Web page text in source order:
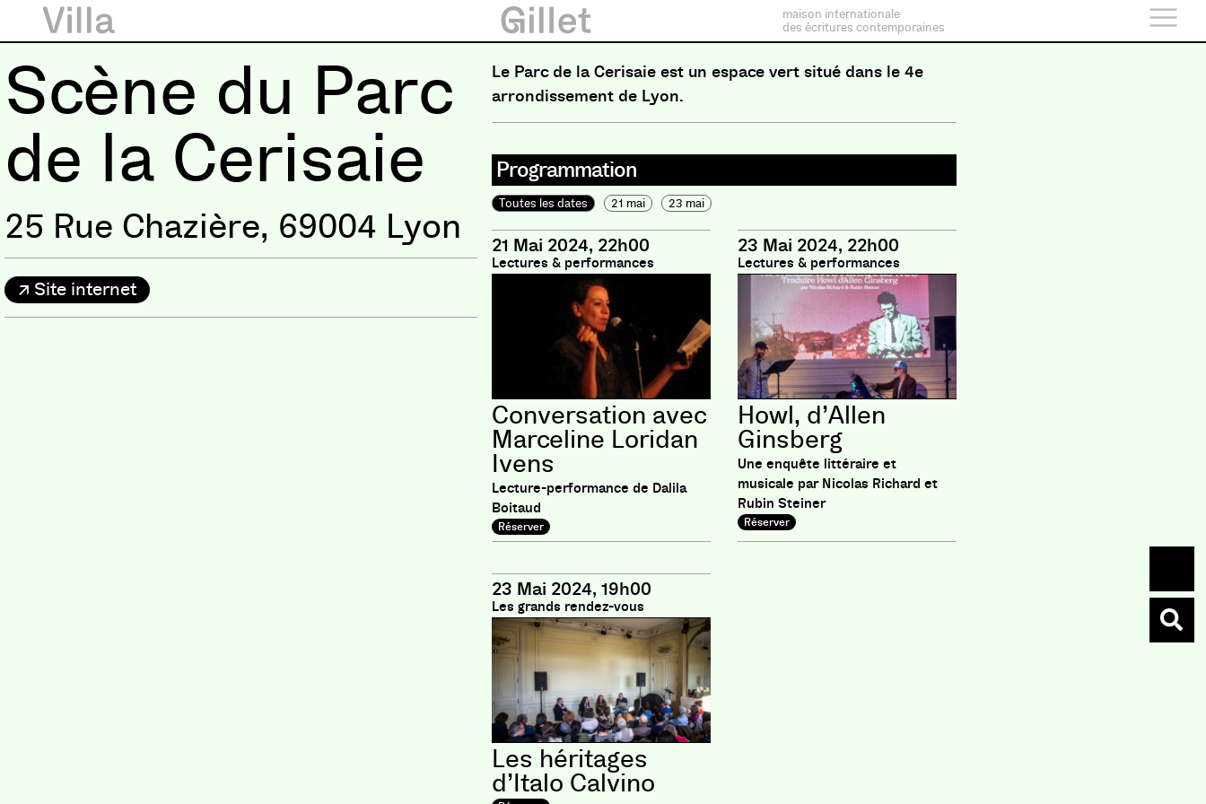
maison internationale
des écritures contemporaines
Scène du Parc
de la Cerisaie
25 Rue Chazière, 69004 Lyon
Site internet
Le Parc de la Cerisaie est un espace vert situé dans le 4e
arrondissement de Lyon.
Programmation
Toutes les dates 21 mai 23 mai
21 Mai 2024, 22h00
Lectures & performances
Conversation avec
Marceline Loridan
Ivens
Lecture-performance de Dalila
Boitaud
Réserver
23 Mai 2024, 22h00
Lectures & performances
Howl, d’Allen
Ginsberg
Une enquête littéraire et
musicale par Nicolas Richard et
Rubin Steiner
Réserver
23 Mai 2024, 19h00
Les grands rendez-vous
Les héritages
d’Italo Calvino